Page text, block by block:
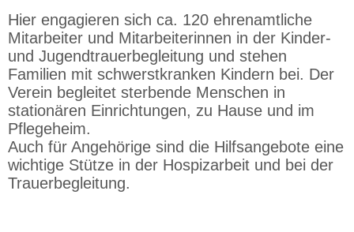
Hier engagieren sich ca. 120 ehrenamtliche
Mitarbeiter und Mitarbeiterinnen in der Kinder-
und Jugendtrauerbegleitung und stehen
Familien mit schwerstkranken Kindern bei. Der
Verein begleitet sterbende Menschen in
stationären Einrichtungen, zu Hause und im
Pflegeheim.
Auch für Angehörige sind die Hilfsangebote eine
wichtige Stütze in der Hospizarbeit und bei der
Trauerbegleitung.